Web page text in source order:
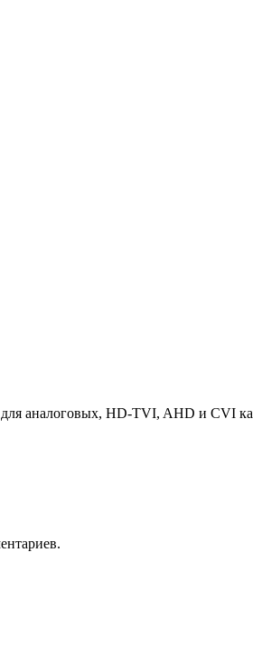
для аналоговых, HD-TVI, AHD и CVI